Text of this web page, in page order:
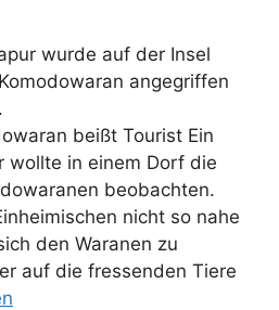
wurde auf der Insel
angegriffen
beißt Tourist Ein
wollte in einem Dorf die
beobachten.
nicht so nahe
den Waranen zu
auf die fressenden Tiere